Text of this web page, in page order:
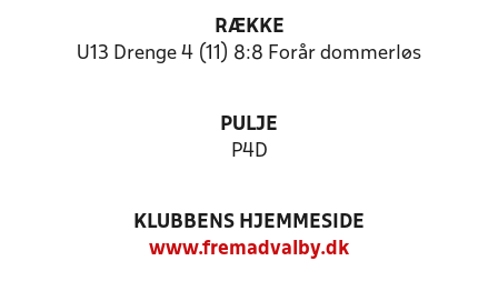
RÆKKE
U13 Drenge 4 (11) 8:8 Forår dommerløs
PULJE
P4D
KLUBBENS HJEMMESIDE
www.fremadvalby.dk